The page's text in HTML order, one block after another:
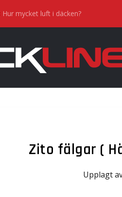
Hur mycket luft i däcken?
Zito fälgar (
Upplagt